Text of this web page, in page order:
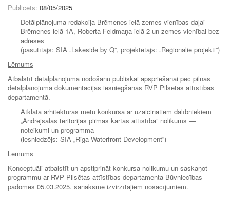
Publicēts: 08/05/2025
Detālplānojuma redakcija Brēmenes ielā zemes vienības daļai
Brēmenes ielā 1A, Roberta Feldmaņa ielā 2 un zemes vienībai bez
adreses
(pasūtītājs: SIA „Lakeside by Q”, projektētājs: „Reģionālie projekti”)
Lēmums
Atbalstīt detālplānojuma nodošanu publiskai apspriešanai pēc pilnas
detālplānojuma dokumentācijas iesniegšanas RVP Pilsētas attīstības
departamentā.
Atklāta arhitektūras metu konkursa ar uzaicinātiem dalībniekiem
„Andrejsalas teritorijas pirmās kārtas attīstība” nolikums —
noteikumi un programma
(iesniedzējs: SIA „Riga Waterfront Development”)
Lēmums
Konceptuāli atbalstīt un apstiprināt konkursa nolikumu un saskaņot
programmu ar RVP Pilsētas attīstības departamenta Būvniecības
padomes 05.03.2025. sanāksmē izvirzītajiem nosacījumiem.